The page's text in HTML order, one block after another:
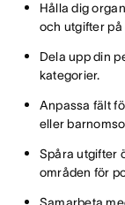
Hålla dig
och utgifter
Dela upp din
kategorier.
Anpassa fält
eller
Spåra utgifter
områden för